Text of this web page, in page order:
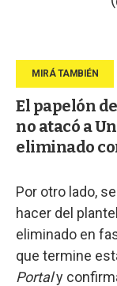
El papelón
no atacó a
eliminado
Por otro lado,
hacer del
eliminado en
que termine
Portaly